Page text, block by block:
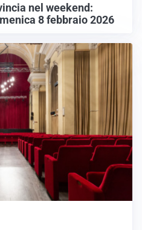
nel weekend:
8 febbraio 2026